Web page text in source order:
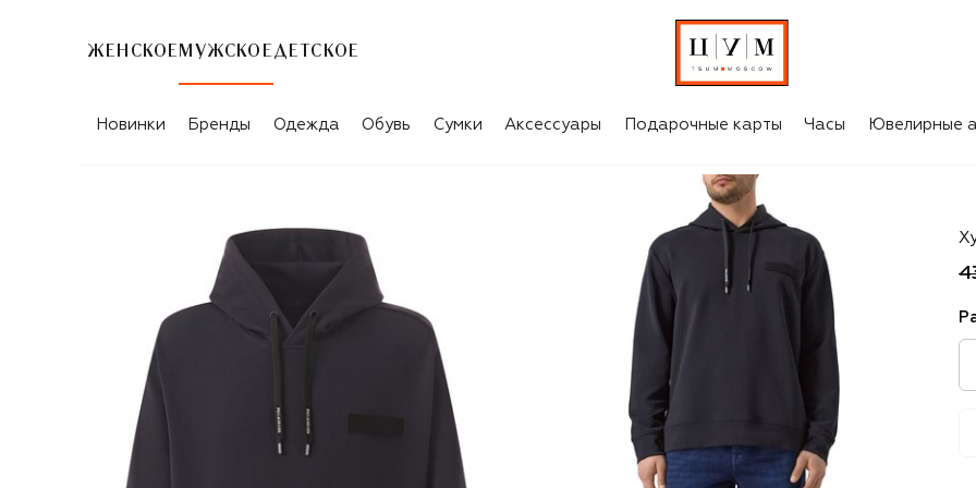
ЖЕНСКОЕ МУЖСКОЕ ДЕТСКОЕ
Новинки Бренды Одежда Обувь Сумки Аксессуары Подарочные карты Часы Ювелирные